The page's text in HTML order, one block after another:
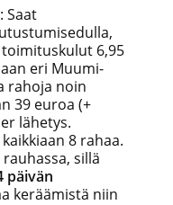
: Saat
toimituskulut 6,95
eri Muumi-
rahoja noin
39 euroa (+
lähetys.
8 rahaa.
sillä
päivän
keräämistä niin